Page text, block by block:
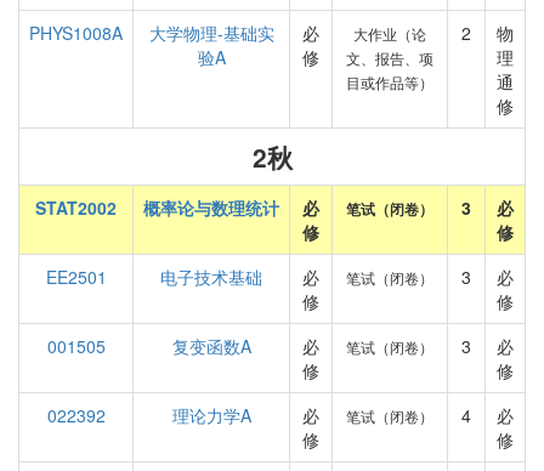
PHYS1008A
大学物理-基础实
验A
必
修
大作业（论
文、报告、项
目或作品等）
2
物
理
通
修
2秋
STAT2002 概率论与数理统计
必
修
笔试（闭卷） 3
必
修
EE2501
电子技术基础
必
修
笔试（闭卷） 3
必
修
001505
复变函数A
必
修
笔试（闭卷） 3
必
修
022392
理论力学A
必
修
笔试（闭卷） 4
必
修